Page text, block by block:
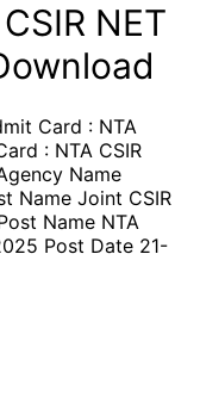
NET
Card : NTA
: NTA CSIR
Name
Name Joint CSIR
Name NTA
Post Date 21-